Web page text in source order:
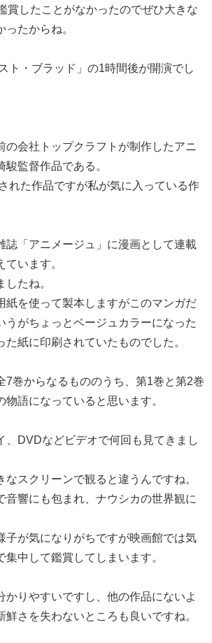
賞したことがなかったのでぜひ大きな
ったからね。
ト・ブラッド」の1時間後が開演でし
の会社トップクラフトが制作したアニ
駿監督作品である。
れた作品ですが私が気に入っている作
誌「アニメージュ」に漫画として連載
ています。
たね。
紙を使って製本しますがこのマンガだ
うがちょっとベージュカラーになった
た紙に印刷されていたものでした。
7巻からなるもののうち、第1巻と第2巻
物語になっていると思います。
、DVDなどビデオで何回も見てきまし
なスクリーンで観ると違うんですね。
音響にも包まれ、ナウシカの世界観に
子が気になりがちですが映画館では気
集中して鑑賞してしまいます。
かりやすいですし、他の作品にないよ
鮮さを失わないところも良いですね。